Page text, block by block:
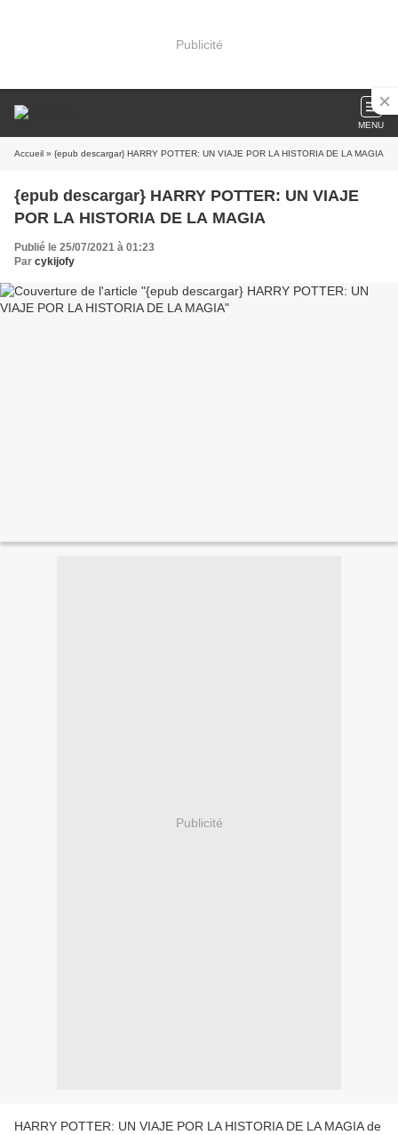
Publicité
MENU
Accueil » {epub descargar} HARRY POTTER: UN VIAJE POR LA HISTORIA DE LA MAGIA
{epub descargar} HARRY POTTER: UN VIAJE
POR LA HISTORIA DE LA MAGIA
Publié le 25/07/2021 à 01:23
Par cykijofy
Publicité
HARRY POTTER: UN VIAJE POR LA HISTORIA DE LA MAGIA de